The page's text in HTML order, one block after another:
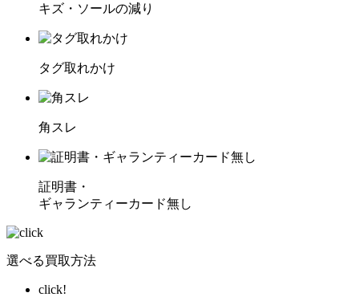
キズ・ソールの減り
タグ取れかけ
角スレ
証明書・
ギャランティーカード無し
選べる買取方法
click!